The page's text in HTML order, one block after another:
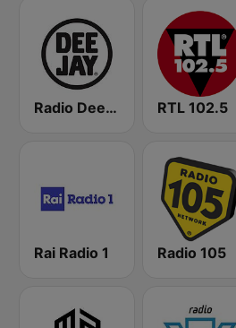
Radio Deejay RTL 102.5
Rai Radio 1 Radio 105